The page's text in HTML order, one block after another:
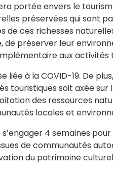
portée envers le
préservées qui sont
de ces richesses
préserver leur
aux activités
à la COVID-19. De
soit axée sur
des ressources
locales et
4 semaines
de communautés
du patrimoine